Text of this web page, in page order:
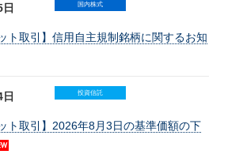
国内株式
ト取引】信用自主規制銘柄に関するお知
投資信託
ト取引】2026年8月3日の基準価額の下